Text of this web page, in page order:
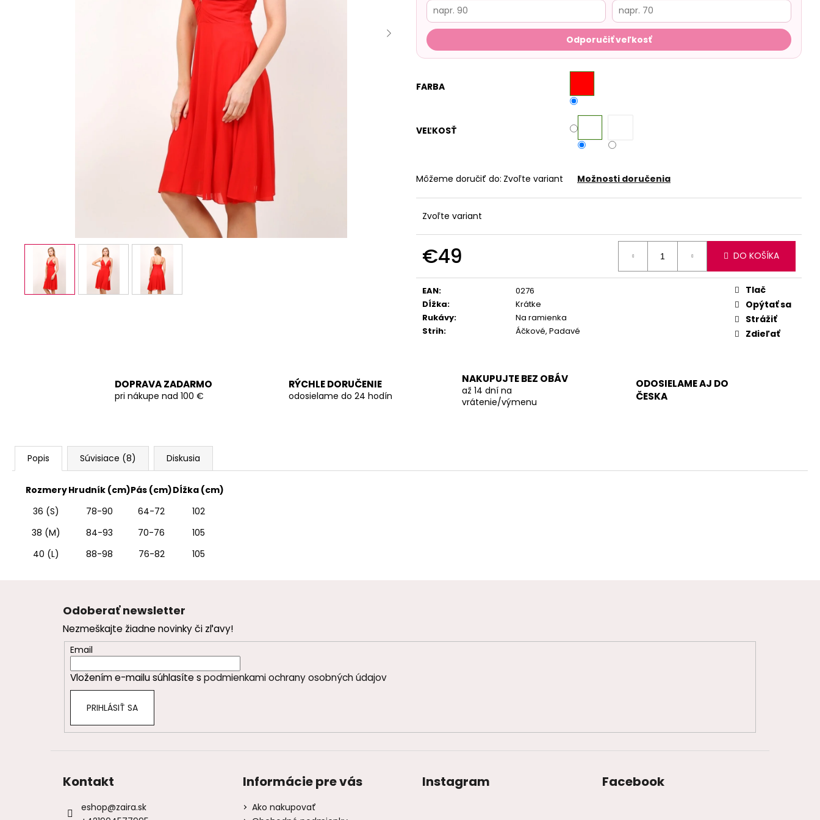
Odporučiť veľkosť
FARBA
VEĽKOSŤ
Môžeme doručiť do: Zvoľte variant Možnosti doručenia
Zvoľte variant
€49
cena:
DO KOŠÍKA
EAN:
0276
Dĺžka:
Krátke
Rukávy:
Na ramienka
Strih: Áčkové, Padavé
Tlač
Opýtať sa
Strážiť
Zdieľať
DOPRAVA ZADARMO
pri nákupe nad 100 €
RÝCHLE DORUČENIE
odosielame do 24 hodín
NAKUPUJTE BEZ OBÁV
až 14 dní na
vrátenie/výmenu
ODOSIELAME AJ DO
ČESKA
Popis Súvisiace (8) Diskusia
RozmeryHrudník (cm)Pás (cm)Dĺžka (cm)
36 (S)
78-90 64-72
102
38 (M)
84-93 70-76
105
40 (L)
88-98 76-82 105
Odoberať newsletter
Nezmeškajte žiadne novinky či zľavy!
Email
Vložením e-mailu súhlasíte s podmienkami ochrany osobných údajov
PRIHLÁSIŤ SA
Kontakt
eshop@zaira.sk
Informácie pre vás
Ako nakupovať
Instagram Facebook